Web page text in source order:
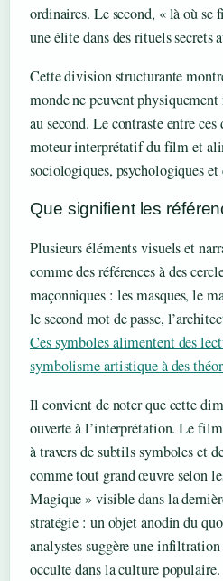
ordinaires. Le second, « là où
une élite dans des rituels secrets
Cette division structurante
monde ne peuvent
au second. Le contraste entre
moteur interprétatif du film et
sociologiques, psychologiques et
Que signifient les
Plusieurs éléments visuels et
comme des références à des
maçonniques : les masques, le
le second mot de passe,
Ces symboles alimentent des
symbolisme artistique à des
Il convient de noter que cette
ouverte à l’interprétation. Le
à travers de subtils symboles et
comme tout grand œuvre selon
Magique » visible dans la
stratégie : un objet anodin du
analystes suggère une
occulte dans la culture populaire.